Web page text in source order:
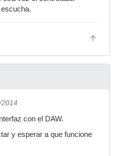
con el DAW.
y esperar a que funcione